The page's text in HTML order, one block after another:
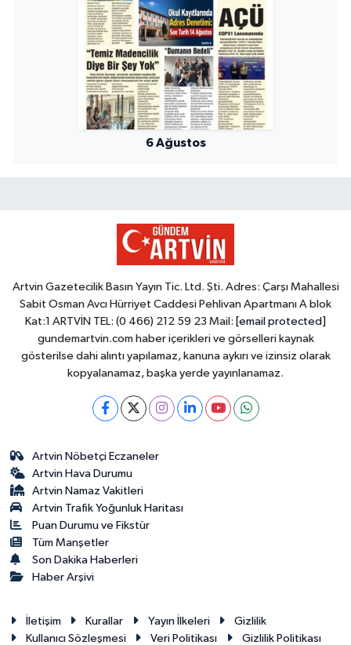
6 Ağustos
Artvin Gazetecilik Basın Yayın Tic. Ltd. Şti. Adres: Çarşı Mahallesi
Sabit Osman Avcı Hürriyet Caddesi Pehlivan Apartmanı A blok
Kat:1 ARTVİN TEL: (0 466) 212 59 23 Mail: [email protected]
gundemartvin.com haber içerikleri ve görselleri kaynak
gösterilse dahi alıntı yapılamaz, kanuna aykırı ve izinsiz olarak
kopyalanamaz, başka yerde yayınlanamaz.
Artvin Nöbetçi Eczaneler
Artvin Hava Durumu
Artvin Namaz Vakitleri
Artvin Trafik Yoğunluk Haritası
Puan Durumu ve Fikstür
Tüm Manşetler
Son Dakika Haberleri
Haber Arşivi
İletişim Kurallar Yayın İlkeleri
Gizlilik
Kullanıcı Sözleşmesi
Veri Politikası
Gizlilik Politikası